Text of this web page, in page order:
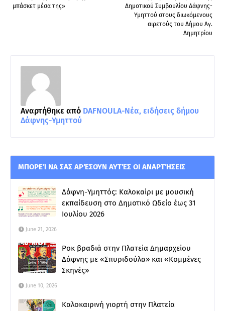
Δημοτικού Συμβουλίου Δάφνης-
Υμηττού στους διωκόμενους
αιρετούς του Δήμου Αγ.
Δημητρίου
μπάσκετ μέσα της»
Αναρτήθηκε από DAFNOULA-Νέα, ειδήσεις δήμου
Δάφνης-Υμηττού
ΜΠΟΡΕΊ ΝΑ ΣΑΣ ΑΡΈΣΟΥΝ ΑΥΤΈΣ ΟΙ ΑΝΑΡΤΉΣΕΙΣ
Δάφνη-Υμηττός: Καλοκαίρι με μουσική
εκπαίδευση στο Δημοτικό Ωδείο έως 31
Ιουλίου 2026
June 21, 2026
Ροκ βραδιά στην Πλατεία Δημαρχείου
Δάφνης με «Σπυριδούλα» και «Κομμένες
Σκηνές»
June 10, 2026
Καλοκαιρινή γιορτή στην Πλατεία